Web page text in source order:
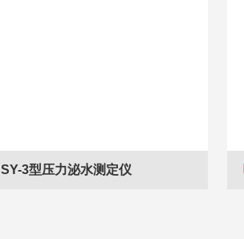
SY-3型压力泌水测定仪